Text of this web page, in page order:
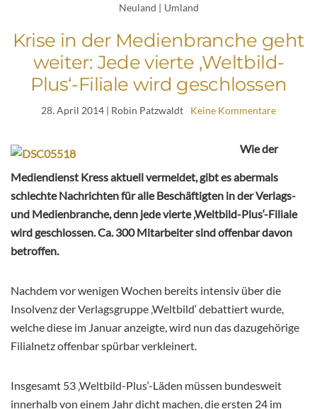
Neuland | Umland
Krise in der Medienbranche geht
weiter: Jede vierte ‚Weltbild-
Plus‘-Filiale wird geschlossen
28. April 2014 | Robin Patzwaldt Keine Kommentare
Wie der
Mediendienst Kress aktuell vermeldet, gibt es abermals
schlechte Nachrichten für alle Beschäftigten in der Verlags-
und Medienbranche, denn jede vierte ‚Weltbild-Plus‘-Filiale
wird geschlossen. Ca. 300 Mitarbeiter sind offenbar davon
betroffen.
Nachdem vor wenigen Wochen bereits intensiv über die
Insolvenz der Verlagsgruppe ‚Weltbild‘ debattiert wurde,
welche diese im Januar anzeigte, wird nun das dazugehörige
Filialnetz offenbar spürbar verkleinert.
Insgesamt 53 ‚Weltbild-Plus‘-Läden müssen bundesweit
innerhalb von einem Jahr dicht machen, die ersten 24 im